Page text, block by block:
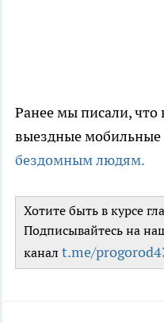
Ранее мы писали, что
выездные мобильные
бездомным людям.
Хотите быть в курсе
Подписывайтесь на
канал t.me/